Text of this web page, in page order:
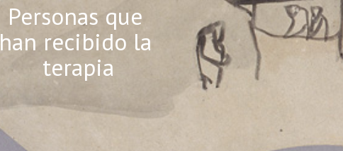
Personas que
han recibido la
terapia